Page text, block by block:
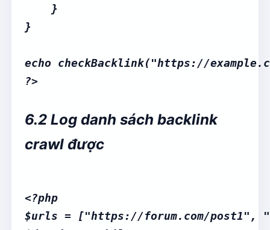
    }
}
echo checkBacklink("https://
6.2 Log danh sách backlink
crawl được
<?php
$urls = ["https://forum.com/post1",